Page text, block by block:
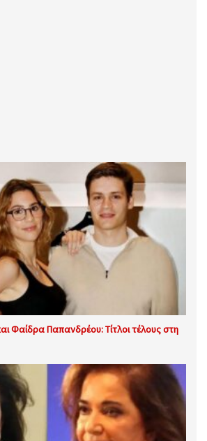
Φαίδρα Παπανδρέου: Τίτλοι τέλους στη